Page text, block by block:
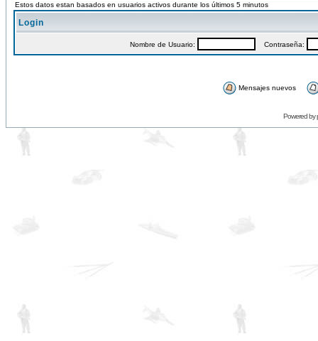
Estos datos estan basados en usuarios activos durante los últimos 5 minutos
Login
Nombre de Usuario: Contraseña:
Mensajes nuevos
Powered by